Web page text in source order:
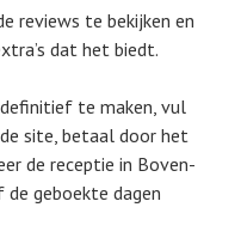
reviews te bekijken en
dat het biedt.
te maken, vul
site, betaal door het
de receptie in Boven-
geboekte dagen